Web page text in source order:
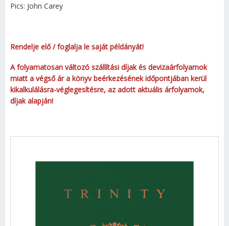
Pics: John Carey
Rendelje elő / foglalja le saját példányát!
A folyamatosan változó szállítási díjak és devizaárfolyamok
miatt a végső ár a könyv beérkezésének időpontjában kerül
kikalkulálásra-véglegesítésre, az adott aktuális árfolyamok,
díjak alapján!